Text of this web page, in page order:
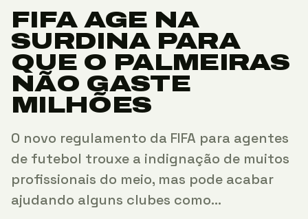
FIFA AGE NA
SURDINA PARA
QUE O PALMEIRAS
NÃO GASTE
MILHÕES
O novo regulamento da FIFA para agentes
de futebol trouxe a indignação de muitos
profissionais do meio, mas pode acabar
ajudando alguns clubes como…